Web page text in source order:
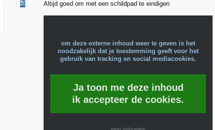
Altijd goed om met een schildpad te eindigen
om deze externe inhoud weer te geven is het
noodzakelijk dat je toestemming geeft voor het
gebruik van tracking en social mediacookies.
Ja toon me deze inhoud
ik accepteer de cookies.
meer informatie